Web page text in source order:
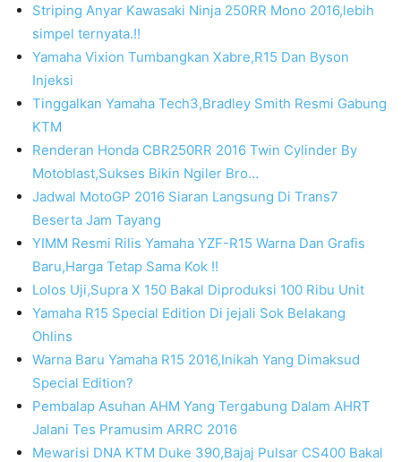
Striping Anyar Kawasaki Ninja 250RR Mono 2016,lebih
simpel ternyata.!!
Yamaha Vixion Tumbangkan Xabre,R15 Dan Byson
Injeksi
Tinggalkan Yamaha Tech3,Bradley Smith Resmi Gabung
KTM
Renderan Honda CBR250RR 2016 Twin Cylinder By
Motoblast,Sukses Bikin Ngiler Bro…
Jadwal MotoGP 2016 Siaran Langsung Di Trans7
Beserta Jam Tayang
YIMM Resmi Rilis Yamaha YZF-R15 Warna Dan Grafis
Baru,Harga Tetap Sama Kok !!
Lolos Uji,Supra X 150 Bakal Diproduksi 100 Ribu Unit
Yamaha R15 Special Edition Di jejali Sok Belakang
Ohlins
Warna Baru Yamaha R15 2016,Inikah Yang Dimaksud
Special Edition?
Pembalap Asuhan AHM Yang Tergabung Dalam AHRT
Jalani Tes Pramusim ARRC 2016
Mewarisi DNA KTM Duke 390,Bajaj Pulsar CS400 Bakal